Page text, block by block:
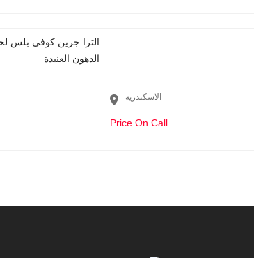
الاسكندرية
Price On Call